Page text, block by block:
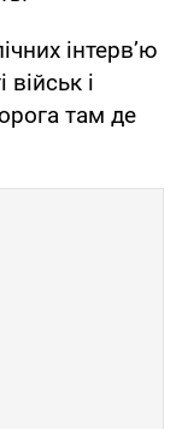
інтерв’ю
військ і
там де